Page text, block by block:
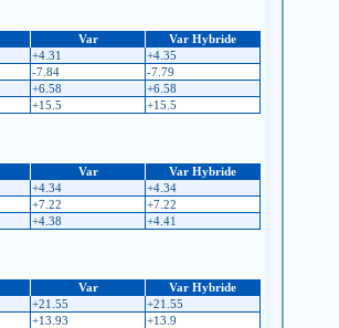
Var
Var Hybride
+4.31
+4.35
-7.84
-7.79
+6.58
+6.58
+15.5 +15.5
Var
Var Hybride
+4.34
+4.34
+7.22
+7.22
+4.38 +4.41
Var
Var Hybride
+21.55
+21.55
+13.93
+13.9